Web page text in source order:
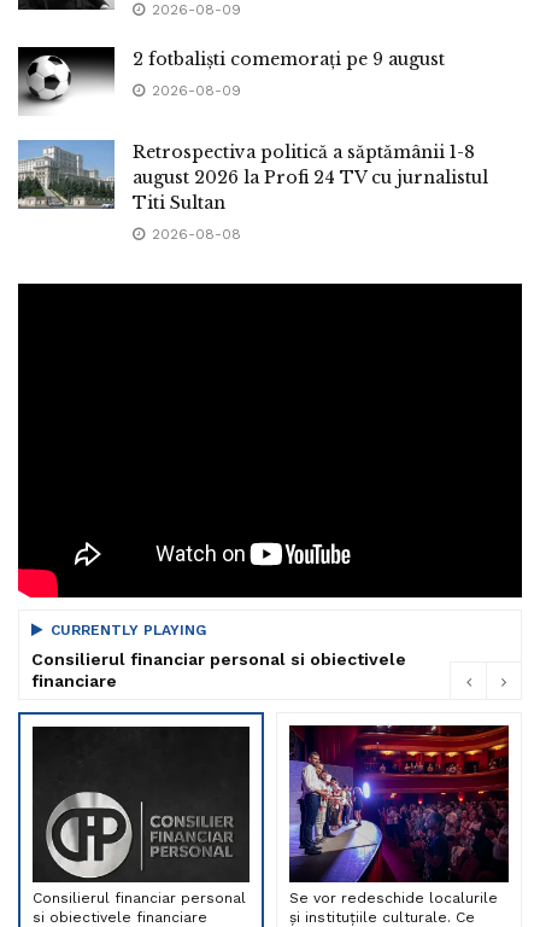
2026-08-09
2 fotbaliști comemorați pe 9 august
2026-08-09
Retrospectiva politică a săptămânii 1-8
august 2026 la Profi 24 TV cu jurnalistul
Titi Sultan
2026-08-08
CURRENTLY PLAYING
Consilierul financiar personal si obiectivele
financiare
Consilierul financiar personal
si obiectivele financiare
Se vor redeschide localurile
și instituțiile culturale. Ce